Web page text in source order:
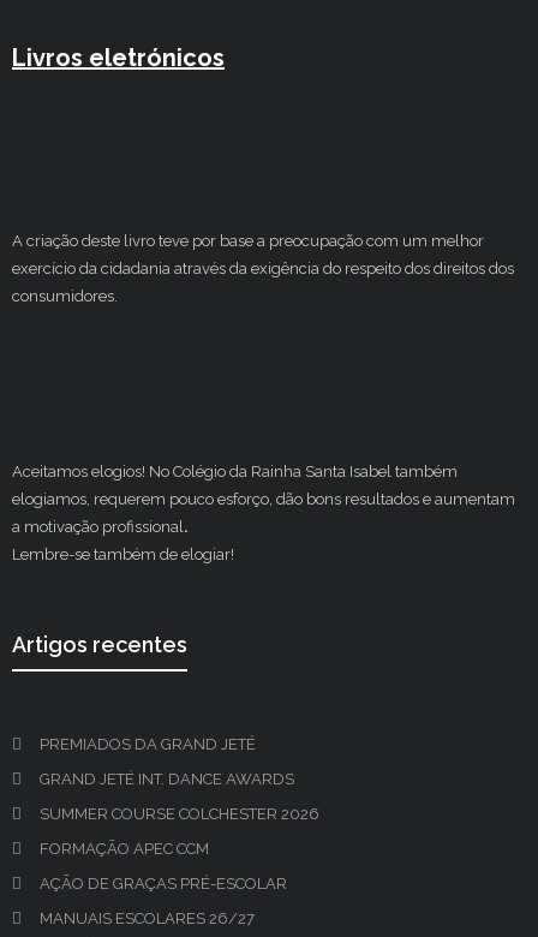
Livros eletrónicos
A criação deste livro teve por base a preocupação com um melhor
exercício da cidadania através da exigência do respeito dos direitos dos
consumidores.
Aceitamos elogios! No Colégio da Rainha Santa Isabel também
elogiamos, requerem pouco esforço, dão bons resultados e aumentam
a motivação profissional.
Lembre-se também de elogiar!
Artigos recentes
PREMIADOS DA GRAND JETÉ
GRAND JETÉ INT. DANCE AWARDS
SUMMER COURSE COLCHESTER 2026
FORMAÇÃO APEC CCM
AÇÃO DE GRAÇAS PRÉ-ESCOLAR
MANUAIS ESCOLARES 26/27